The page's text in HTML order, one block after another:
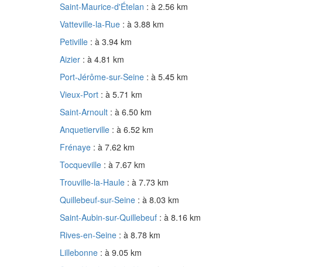
Saint-Maurice-d'Ételan : à 2.56 km
Vatteville-la-Rue : à 3.88 km
Petiville : à 3.94 km
Aizier : à 4.81 km
Port-Jérôme-sur-Seine : à 5.45 km
Vieux-Port : à 5.71 km
Saint-Arnoult : à 6.50 km
Anquetierville : à 6.52 km
Frénaye : à 7.62 km
Tocqueville : à 7.67 km
Trouville-la-Haule : à 7.73 km
Quillebeuf-sur-Seine : à 8.03 km
Saint-Aubin-sur-Quillebeuf : à 8.16 km
Rives-en-Seine : à 8.78 km
Lillebonne : à 9.05 km